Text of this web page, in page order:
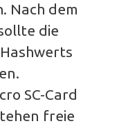
Nach dem
die
SC-Card
freie